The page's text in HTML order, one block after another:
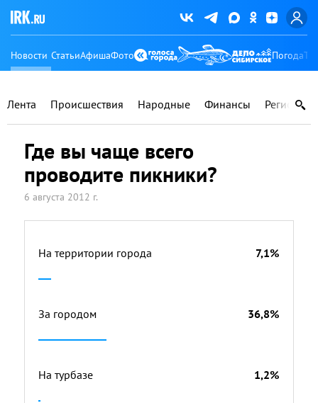
Новости СтатьиАфишаФото Погода
Лента Происшествия Народные Финансы Регионы
Где вы чаще всего
проводите пикники?
6 августа 2012 г.
На территории города 7,1%
За городом 36,8%
На турбазе 1,2%